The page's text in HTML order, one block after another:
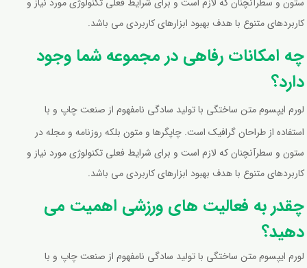
کاربردهای متنوع با هدف بهبود ابزارهای کاربردی می باشد.
چه امکانات رفاهی در مجموعه شما وجود
دارد؟
لورم ایپسوم متن ساختگی با تولید سادگی نامفهوم از صنعت چاپ و با
استفاده از طراحان گرافیک است. چاپگرها و متون بلکه روزنامه و مجله در
ستون و سطرآنچنان که لازم است و برای شرایط فعلی تکنولوژی مورد نیاز و
کاربردهای متنوع با هدف بهبود ابزارهای کاربردی می باشد.
چقدر به فعالیت های ورزشی اهمیت می
دهید؟
لورم ایپسوم متن ساختگی با تولید سادگی نامفهوم از صنعت چاپ و با